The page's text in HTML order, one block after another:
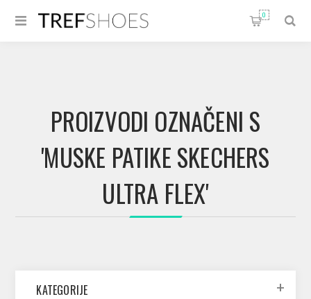
0
PROIZVODI OZNAČENI S
'MUSKE PATIKE SKECHERS
ULTRA FLEX'
KATEGORIJE